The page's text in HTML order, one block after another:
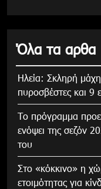
Όλα τα αρθα
Ηλεία: Σκληρή
πυροσβέστες και 9
Το πρόγραμμα
ενόψει της σεζόν
του
Στο «κόκκινο» η
ετοιμότητας για